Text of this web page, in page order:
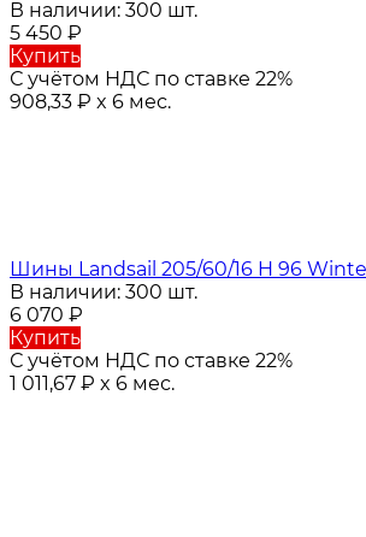
В наличии: 300 шт.
5 450 ₽
Купить
С учётом НДС по ставке 22%
908,33 ₽ x 6 мес.
Шины Landsail 205/60/16 H 96
В наличии: 300 шт.
6 070 ₽
Купить
С учётом НДС по ставке 22%
1 011,67 ₽ x 6 мес.